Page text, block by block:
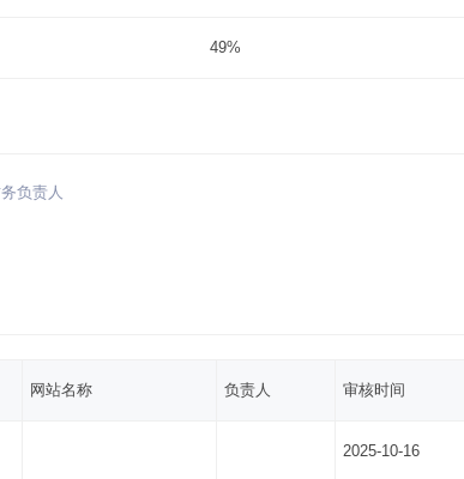
49%
负责人
网站名称 负责人 审核时间
2025-10-16